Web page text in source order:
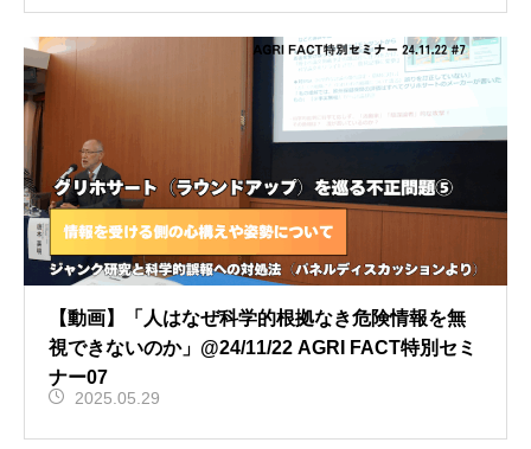
【動画】「人はなぜ科学的根拠なき危険情報を無
視できないのか」@24/11/22 AGRI FACT特別セミ
ナー07
2025.05.29